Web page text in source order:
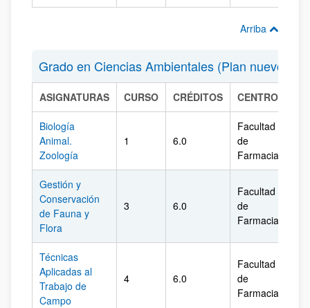
Arriba
Grado en Ciencias Ambientales (Plan nuevo)
ASIGNATURAS CURSO CRÉDITOS CENTRO
Biología
Animal.
Zoología
1 6.0
Facultad
de
Farmacia
Gestión y
Conservación
de Fauna y
Flora
3 6.0
Facultad
de
Farmacia
Técnicas
Aplicadas al
Trabajo de
Campo
4 6.0
Facultad
de
Farmacia